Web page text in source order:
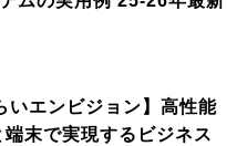
いエンビジョン】高性能
末で実現するビジネス